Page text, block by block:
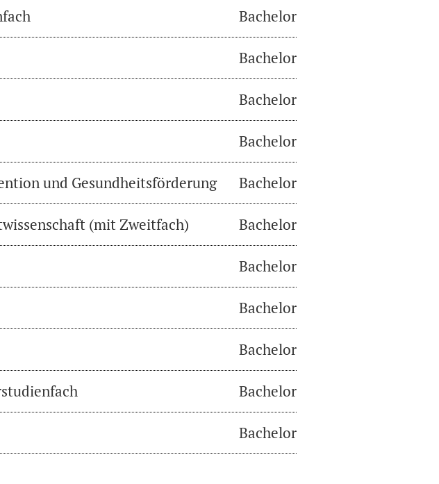
Bachelor
Bachelor
Bachelor
Bachelor
und Gesundheitsförderung Bachelor
(mit Zweitfach) Bachelor
Bachelor
Bachelor
Bachelor
Bachelor
Bachelor